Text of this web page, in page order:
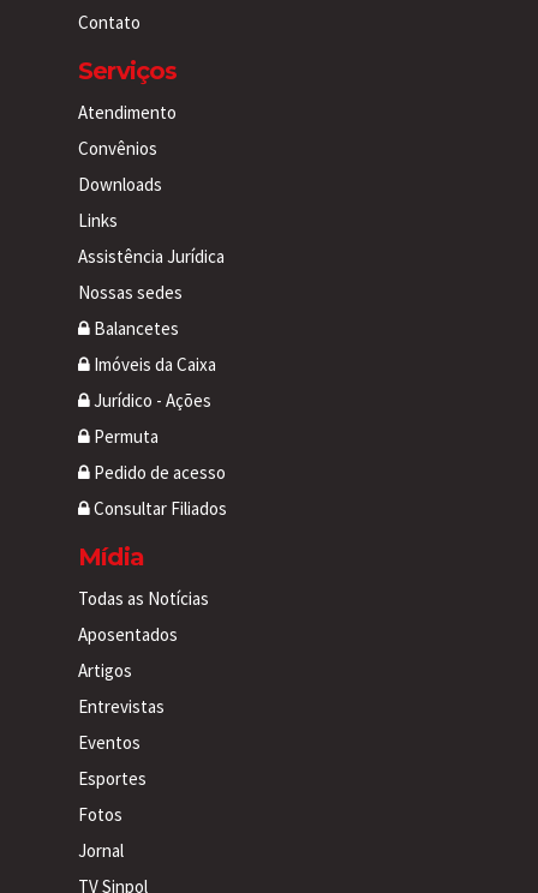
Contato
Serviços
Atendimento
Convênios
Downloads
Links
Assistência Jurídica
Nossas sedes
Balancetes
Imóveis da Caixa
Jurídico - Ações
Permuta
Pedido de acesso
Consultar Filiados
Mídia
Todas as Notícias
Aposentados
Artigos
Entrevistas
Eventos
Esportes
Fotos
Jornal
TV Sinpol